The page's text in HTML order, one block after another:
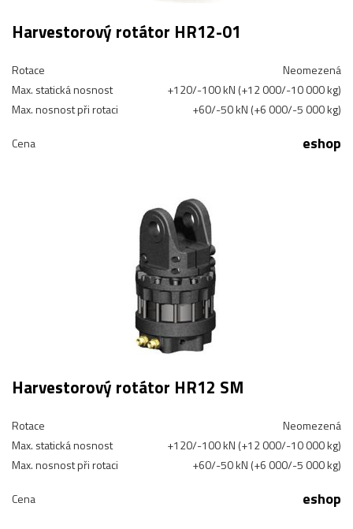
Harvestorový rotátor HR12-01
Rotace
Neomezená
Max. statická nosnost
+120/-100 kN (+12 000/-10 000 kg)
Max. nosnost při rotaci
+60/-50 kN (+6 000/-5 000 kg)
Cena eshop
Harvestorový rotátor HR12 SM
Rotace
Neomezená
Max. statická nosnost
+120/-100 kN (+12 000/-10 000 kg)
Max. nosnost při rotaci
+60/-50 kN (+6 000/-5 000 kg)
Cena eshop